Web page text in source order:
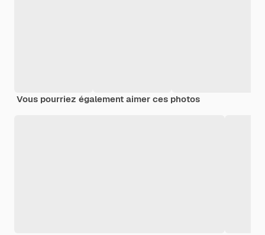
Vous pourriez également aimer ces photos